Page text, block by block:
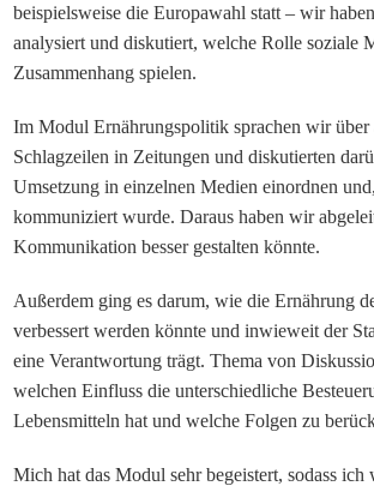
beispielsweise die Europawahl statt – wirhaben
analysiert und diskutiert, welche Rolle soziale
Zusammenhangspielen.
Im Modul Ernährungspolitik sprachen wir über
Schlagzeilen in Zeitungen und diskutierten
Umsetzung in einzelnen Medien einordnen
kommuniziert wurde. Daraushaben wir
Kommunikation besser gestalten könnte.
Außerdem ging es darum, wie die Ernährung
verbessert werden könnte und inwieweit der
eine Verantwortung trägt. Thema von
welchen Einfluss die unterschiedliche
Lebensmitteln hat und welche Folgen zu
Mich hat das Modul sehr begeistert, sodass ich